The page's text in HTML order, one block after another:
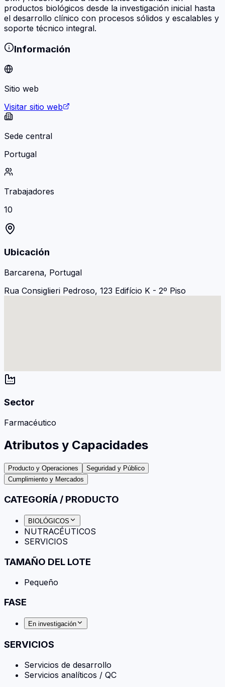
productos biológicos desde la investigación inicial hasta
el desarrollo clínico con procesos sólidos y escalables y
soporte técnico integral.
Información
Sitio web
Visitar sitio web
Sede central
Portugal
Trabajadores
10
Ubicación
Barcarena, Portugal
Rua Consiglieri Pedroso, 123 Edifício K - 2º Piso
Sector
Farmacéutico
Atributos y Capacidades
Producto y Operaciones
Seguridad y Público
Cumplimiento y Mercados
CATEGORÍA / PRODUCTO
BIOLÓGICOS
NUTRACÉUTICOS
SERVICIOS
TAMAÑO DEL LOTE
Pequeño
FASE
En investigación
SERVICIOS
Servicios de desarrollo
Servicios analíticos / QC